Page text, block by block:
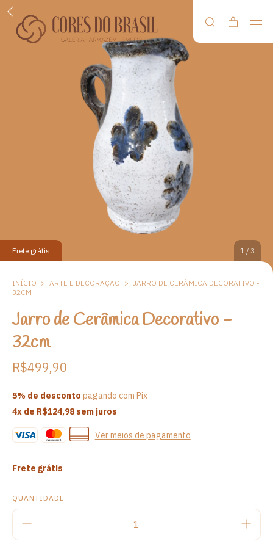
Frete grátis 1 / 3
INÍCIO > ARTE E DECORAÇÃO > JARRO DE CERÂMICA DECORATIVO -
32CM
Jarro de Cerâmica Decorativo -
32cm
R$499,90
5% de desconto pagando com Pix
4x de R$124,98sem juros
Ver meios de pagamento
Frete grátis
QUANTIDADE